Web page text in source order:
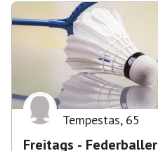
Tempestas, 65
Freitags - Federballer